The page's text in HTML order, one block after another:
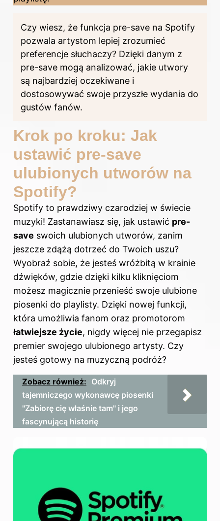
Czy wiesz, że funkcja pre-save na Spotify
pozwala artystom lepiej zrozumieć
preferencje słuchaczy? Dzięki danym z
pre-save mogą analizować, jakie utwory
są najbardziej oczekiwane i
dostosowywać swoje przyszłe wydania do
gustów fanów.
Krok po kroku: Jak
ustawić pre-save
ulubionych utworów na
Spotify?
Spotify to prawdziwy czarodziej w świecie
muzyki! Zastanawiasz się, jak ustawić pre-
save swoich ulubionych utworów, zanim
jeszcze zdążą dotrzeć do Twoich uszu?
Wyobraź sobie, że jesteś wróżbitą w krainie
dźwięków, gdzie dzięki kilku kliknięciom
możesz magicznie przenieść swoje ulubione
piosenki do playlisty. Dzięki nowej funkcji,
która umożliwia fanom oraz promotorom
łatwiejsze życie, nigdy więcej nie przegapisz
premier swojego ulubionego artysty. Czy
jesteś gotowy na muzyczną podróż?
Zobacz również: Odkryj
tajemniczego wykonawcę piosenki
"Zabiorę cię właśnie tam" i jego
fascynującą historię